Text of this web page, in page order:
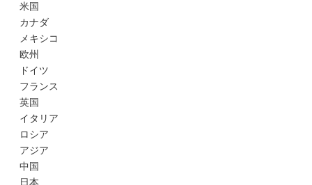
米国
カナダ
メキシコ
欧州
ドイツ
フランス
英国
イタリア
ロシア
アジア
中国
日本